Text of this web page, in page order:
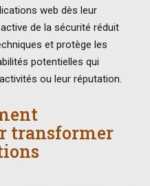
web dès leur
de la sécurité réduit
et protège les
potentielles qui
ou leur réputation.
transformer